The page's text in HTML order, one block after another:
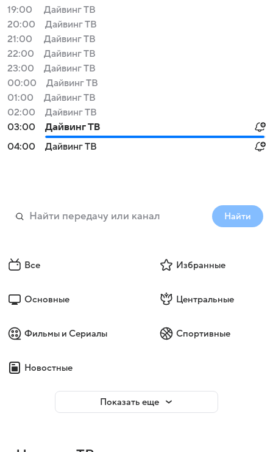
19:00
Дайвинг ТВ
20:00
Дайвинг ТВ
21:00
Дайвинг ТВ
22:00
Дайвинг ТВ
23:00
Дайвинг ТВ
00:00
Дайвинг ТВ
01:00
Дайвинг ТВ
02:00
Дайвинг ТВ
03:00
Дайвинг ТВ
04:00
Дайвинг ТВ
Найти
Все Избранные
Основные Центральные
Фильмы и Сериалы Спортивные
Новостные
Показать еще